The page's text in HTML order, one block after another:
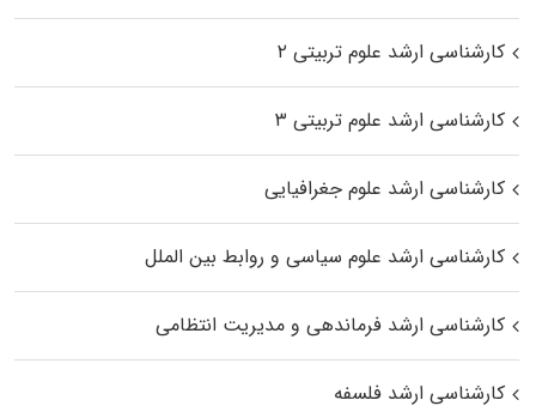
کارشناسی ارشد علوم تربیتی ۲
کارشناسی ارشد علوم تربیتی ۳
کارشناسی ارشد علوم جغرافیایی
کارشناسی ارشد علوم سیاسی و روابط بین الملل
کارشناسی ارشد فرماندهی و مدیریت انتظامی
کارشناسی ارشد فلسفه